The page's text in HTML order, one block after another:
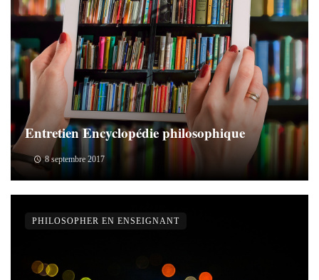
Entretien Encyclopédie philosophique
8 septembre 2017
PHILOSOPHER EN ENSEIGNANT